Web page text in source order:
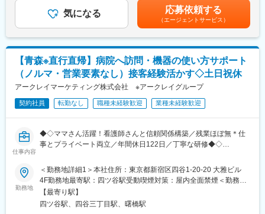
い。
■就業環境：年間を通しての残業時間は平均して30～40時間とな
っており、夜間の対応につきましては月1, 2回のペースです。一次
対応はコールセンターが行い、現場での対応が必要な場合のみ、
夜間出勤をします。夜間・休日の出勤はスキルを備えられたこと
が確認できたのちに入ることになりますので、新人の内から対応
を求められることはありません。
■サポート体制：不明な点は本部アプリケーションエンジニアおよ
びテクニカルサポートエンジニアがいるため、最初は専門的な知
識はそこまで持っていなくても大丈夫です。スキルを備えたあと
呼び出し手当、待機手当、時間外出勤手当などはしっかり完備さ
れております。
て育成を行います。過去にも未経験の方も多く入社していますの
でご安心ください。
■長期的な就業可能：現在は勤続年数20年と在籍している方も多
数おり年齢層も20歳～50歳とバランスよく活躍しています。自己
都合の退職も3~5％と大手日系メーカーと同様に非常に長く働け
までも目安の金額であり、選考を通じて上下する可能性がありま
す。月給(月額)は固定手当を含めた表記です。賃金はあくまでも目
安の金額であり、選考を通じて上下する可能性があります。月給
(月額)は固定手当を含めた表記です。
気になる 応募依頼する
（エージェントサービス）
【青森※直行直帰】病院へ訪問・機器の使い方サポート
（ノルマ・営業要素なし）接客経験活かす◇土日祝休
アークレイマーケティング株式会社 ※アークレイグループ
契約社員 転勤なし 職種未経験歓迎 業種未経験歓迎
仕事内容
◆◇ママさん活躍！看護師さんと信頼関係構築／残業ほぼ無＊仕
事とプライベート両立／年間休日122日／丁寧な研修◆◇
■職務内容：
取引ある病院の看護部などに定期訪問し、検査機器の使い方説明
やサポート、糖尿病に関する情報提供、社内の営業担当へ情報共
有をお任せします。
勤務地
＜勤務地詳細1＞本社住所：東京都新宿区四谷1-20-20 大雅ビル
4F勤務地最寄駅：四ツ谷駅受動喫煙対策：屋内全面禁煙＜勤務地
詳細2＞青森エリア／ご自宅から直行直帰住所：青森県 受動喫煙
対策：屋内全面禁煙変更の範囲：無
【最寄り駅】
四ツ谷駅、四谷三丁目駅、曙橋駅